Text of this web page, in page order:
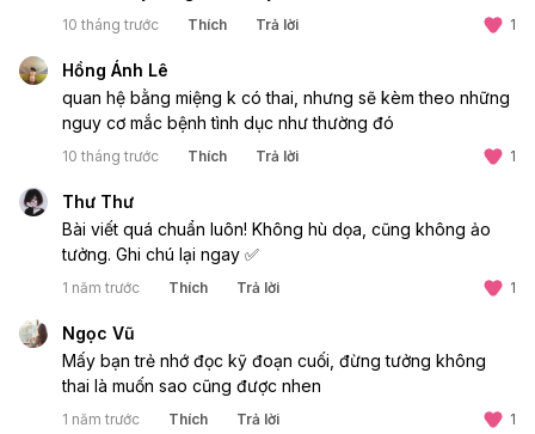
10 tháng trước Thích Trả lời 1
Hồng Ánh Lê
quan hệ bằng miệng k có thai, nhưng sẽ kèm theo những
nguy cơ mắc bệnh tình dục như thường đó
10 tháng trước Thích Trả lời 1
Thư Thư
Bài viết quá chuẩn luôn! Không hù dọa, cũng không ảo
tưởng. Ghi chú lại ngay ✅
1 năm trước Thích Trả lời 1
Ngọc Vũ
Mấy bạn trẻ nhớ đọc kỹ đoạn cuối, đừng tưởng không
thai là muốn sao cũng được nhen
1 năm trước Thích Trả lời 1